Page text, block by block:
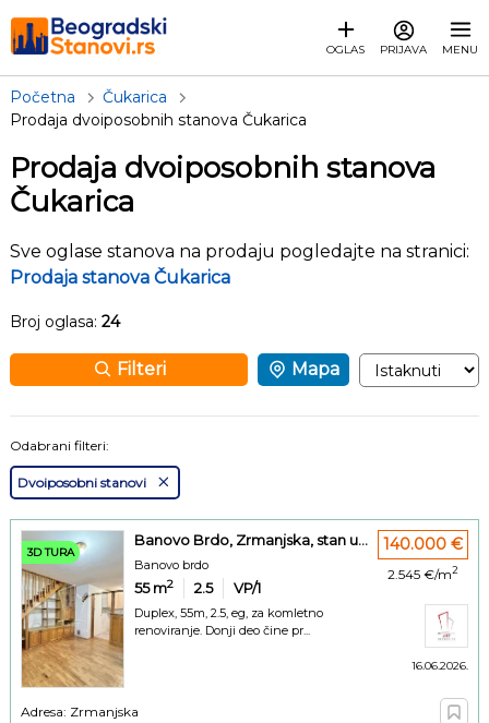
OGLAS PRIJAVA MENU
Početna
Čukarica
Prodaja dvoiposobnih stanova Čukarica
Prodaja dvoiposobnih stanova
Čukarica
Sve oglase stanova na prodaju pogledajte na stranici:
Prodaja stanova Čukarica
Broj oglasa: 24
Filteri Mapa
Odabrani filteri:
Dvoiposobni stanovi
3D TURA
Banovo Brdo, Zrmanjska, stan u...
Banovo brdo
55m2 2.5 VP/1
Duplex, 55m, 2.5, eg, za komletno
renoviranje. Donji deo čine pr...
140.000 €
2.545 €/m2
16.06.2026.
Adresa: Zrmanjska